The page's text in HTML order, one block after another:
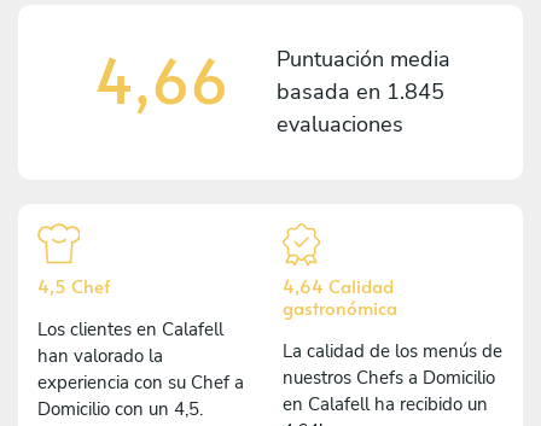
4,66
Puntuación media
basada en 1.845
evaluaciones
4,5 Chef
Los clientes en Calafell
han valorado la
experiencia con su Chef a
Domicilio con un 4,5.
4,64 Calidad
gastronómica
La calidad de los menús de
nuestros Chefs a Domicilio
en Calafell ha recibido un